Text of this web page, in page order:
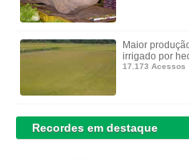
Maior
irrigado por
17.173 Acessos
Recordes em destaque